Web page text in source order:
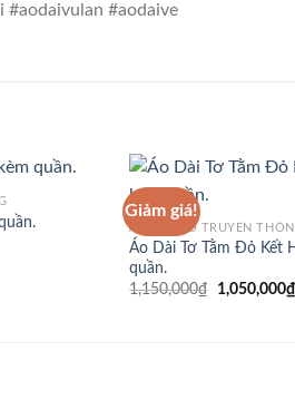
#aodaivulan #aodaive
Giảm giá!
ÁO DÀI CỔ TRUYỀN
Áo Dài Tơ Tằm Đỏ Kết
quần.
1,150,000₫
Giá
1,050,000₫